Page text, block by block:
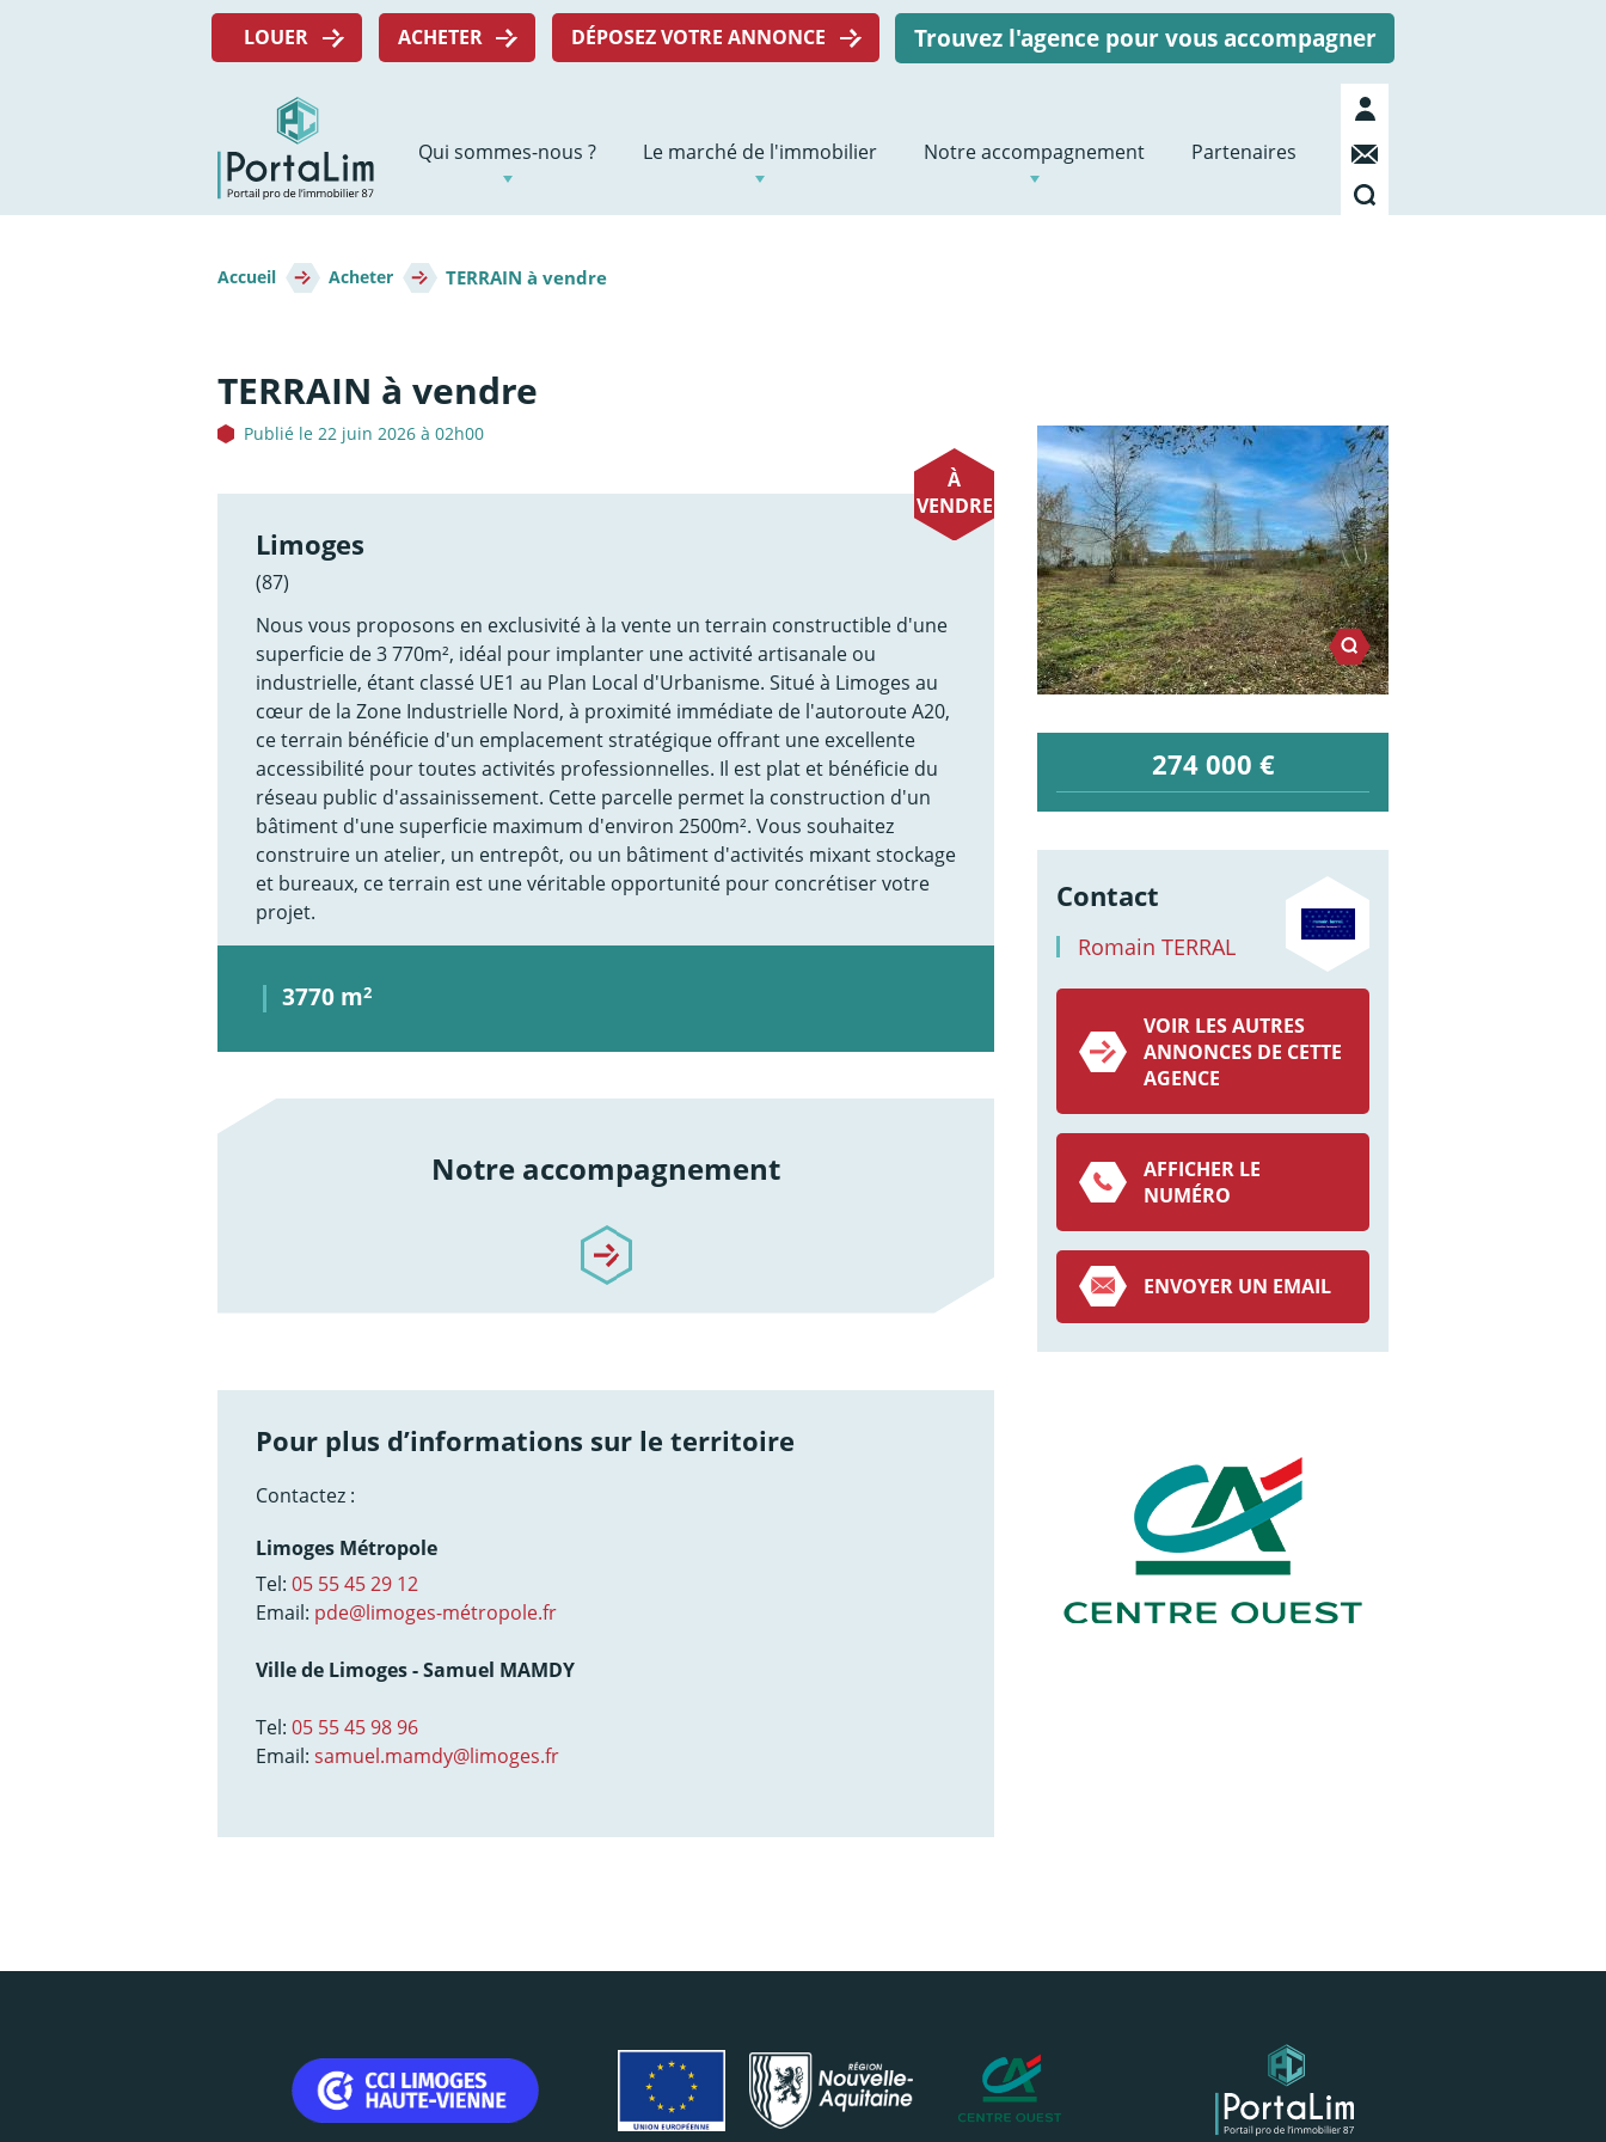
Menu
LOUER ACHETER DÉPOSEZ VOTRE ANNONCE Trouvez l'agence pour vous accompagner
Navigation
principale
Qui sommes-nous ? Le marché de l'immobilier Notre accompagnement Partenaires
Mon
compte
Contact
Recherche
d'Ariane
Accueil Acheter TERRAIN à vendre
TERRAIN à vendre
Publié le 22 juin 2026 à 02h00
À
VENDRE
Limoges
(87)
Nous vous proposons en exclusivité à la vente un terrain constructible d'une
superficie de 3 770m², idéal pour implanter une activité artisanale ou
industrielle, étant classé UE1 au Plan Local d'Urbanisme. Situé à Limoges au
cœur de la Zone Industrielle Nord, à proximité immédiate de l'autoroute A20,
ce terrain bénéficie d'un emplacement stratégique offrant une excellente
accessibilité pour toutes activités professionnelles. Il est plat et bénéficie du
réseau public d'assainissement. Cette parcelle permet la construction d'un
bâtiment d'une superficie maximum d'environ 2500m². Vous souhaitez
construire un atelier, un entrepôt, ou un bâtiment d'activités mixant stockage
et bureaux, ce terrain est une véritable opportunité pour concrétiser votre
projet.
3770 m2
Notre accompagnement
/notre-accompagnement
Pour plus d’informations sur le territoire
Contactez :
Limoges Métropole
Tel: 05 55 45 29 12
Email: pde@limoges-métropole.fr
Ville de Limoges - Samuel MAMDY
Tel: 05 55 45 98 96
Email: samuel.mamdy@limoges.fr
274 000 €
Contact
Romain TERRAL
VOIR LES AUTRES
ANNONCES DE CETTE
AGENCE
AFFICHER LE
NUMÉRO
ENVOYER UN EMAIL